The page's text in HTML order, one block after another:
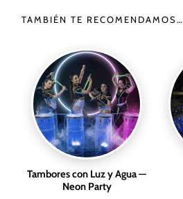
TAMBIÉN TE RECOMENDAMOS…
Tambores con Luz y Agua —
Neon Party